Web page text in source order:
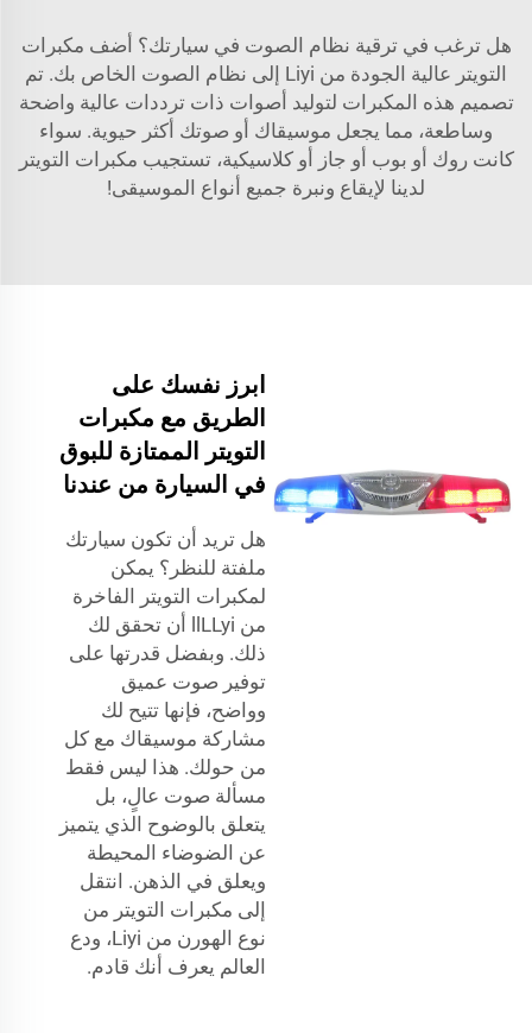
هل ترغب في ترقية نظام الصوت في سيارتك؟ أضف مكبرات
التويتر عالية الجودة من Liyi إلى نظام الصوت الخاص بك. تم
تصميم هذه المكبرات لتوليد أصوات ذات ترددات عالية واضحة
وساطعة، مما يجعل موسيقاك أو صوتك أكثر حيوية. سواء
كانت روك أو بوب أو جاز أو كلاسيكية، تستجيب مكبرات التويتر
لدينا لإيقاع ونبرة جميع أنواع الموسيقى!
ابرز نفسك على
الطريق مع مكبرات
التويتر الممتازة للبوق
في السيارة من عندنا
هل تريد أن تكون سيارتك
ملفتة للنظر؟ يمكن
لمكبرات التويتر الفاخرة
من llLLyi أن تحقق لك
ذلك. وبفضل قدرتها على
توفير صوت عميق
وواضح، فإنها تتيح لك
مشاركة موسيقاك مع كل
من حولك. هذا ليس فقط
مسألة صوت عالٍ، بل
يتعلق بالوضوح الذي يتميز
عن الضوضاء المحيطة
ويعلق في الذهن. انتقل
إلى مكبرات التويتر من
نوع الهورن من Liyi، ودع
العالم يعرف أنك قادم.